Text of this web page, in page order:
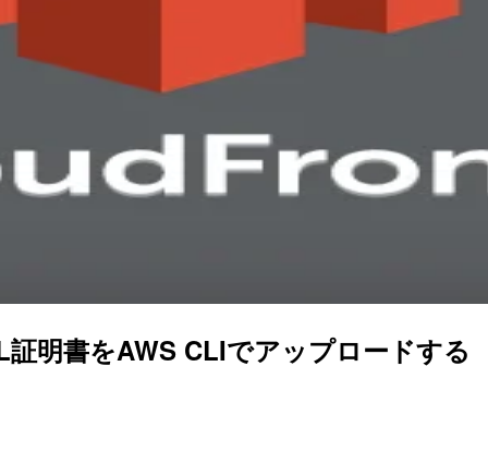
明書をAWS CLIでアップロードする